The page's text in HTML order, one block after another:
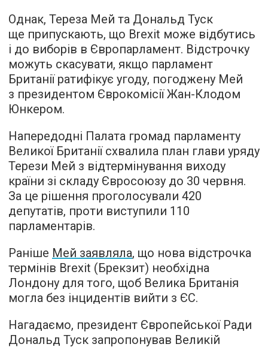
Однак, Тереза Мей та Дональд Туск
ще припускають, що Brexit може відбутись
і до виборів в Європарламент. Відстрочку
можуть скасувати, якщо парламент
Британії ратифікує угоду, погоджену Мей
з президентом Єврокомісії Жан-Клодом
Юнкером.
Напередодні Палата громад парламенту
Великої Британії схвалила план глави уряду
Терези Мей з відтермінування виходу
країни зі складу Євросоюзу до 30 червня.
За це рішення проголосували 420
депутатів, проти виступили 110
парламентарів.
Раніше Мей заявляла, що нова відстрочка
термінів Brexit (Брекзит) необхідна
Лондону для того, щоб Велика Британія
могла без інцидентів вийти з ЄС.
Нагадаємо, президент Європейської Ради
Дональд Туск запропонував Великій